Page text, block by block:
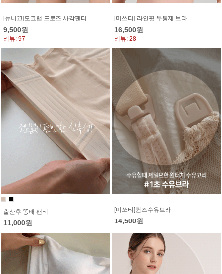
[뉴니끄]모코랩 드로즈 사각팬티
9,500원
리뷰: 97
[미쓰티] 라인핏 무봉제 브라
16,500원
리뷰: 28
출산후 똥배 팬티
11,000원
[미쓰티]퀸즈수유브라
14,500원